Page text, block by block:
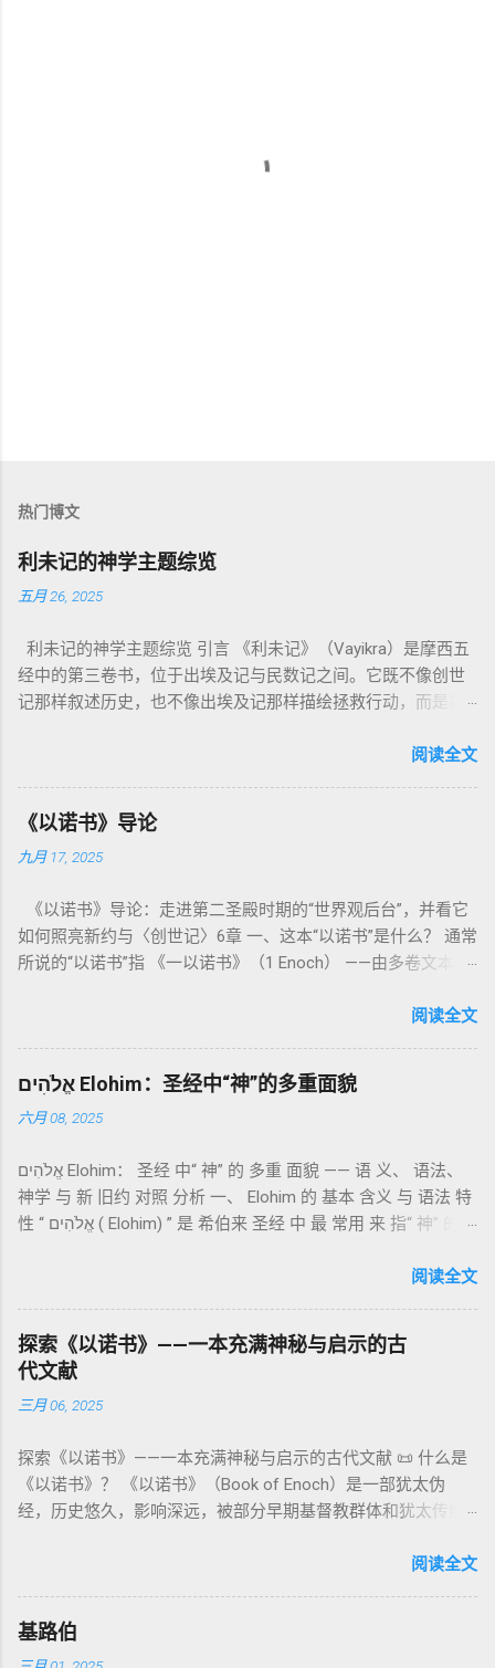
热门博文
利未记的神学主题综览
五月 26, 2025
利未记的神学主题综览 引言 《利未记》（Vayikra）是摩西五
经中的第三卷书，位于出埃及记与民数记之间。它既不像创世
记那样叙述历史，也不像出埃及记那样描绘拯救行动，而是将
内容看似仪式化，《利未记》却揭示了 神的临在如何规范人类
为我耶和华你们的神是圣洁的。”（利未记19:2） 这节经文构成
整卷书的中心神学。希伯来文“קָדוֹשׁ”（kadosh）不仅意味着道
德上的圣洁，更意味着“分别出来”、“归属于神”。 《利未记》教
中活出“圣洁”。圣洁不仅是内心态度，更是生活方式。 二、献
祭制度：与神相交的通道 前七章详细描述五种祭： 燔祭
（olah）：全然献上，象征奉献与赎罪； 素祭 （minchah）：
团契的象征； 赎罪祭 （chatat）：针对无意之罪的遮盖； 赎愆
祭 （asham）：针对特定罪行的赔偿与赎回。 这些制度不是单
纯宗教仪式，而是 神提供给罪人恢复关系的方式 。 希伯来文
祂的子民得洁净并维系同在。 三、祭司制度与敬拜秩序 亚伦与
记》强调他们的洁净、服饰、行为都必须与神的圣洁相称。 祭
司是 圣所的看守者、律法的教导者与百姓的代求者 。他们的失
败（如拿答与亚比户擅献凡火）立刻带来神的审判（利10
限 第11–15章讲述关于食物、疾病（如大麻风）、体液等“洁净
与不洁”的律例。其目的不是为了迷信或隔离，而是建立 圣洁与
秩序感 ，帮助以色列人活在神的同在中。 “洁净”不是等同于“无
罪”，而是不妨碍与神交往的状态。圣所是神居住之地，进入必
16章描述每年一次的“赎罪日”（Yom Kippur），大祭司进入至
圣所，用血为圣所与百姓遮罪。 这是整卷《利未记》的神学中
心： 神愿意居住在人中间； 罪必须被遮盖才能维持这同在；
神主动提供遮罪之道（两个祭牲，特别是“为耶和华”的与“归于
亚撒泻勒”的）。 这预表...
阅读全文
《以诺书》导论
九月 17, 2025
《以诺书》导论：走进第二圣殿时期的“世界观后台”，并看它
如何照亮新约与〈创世记〉6章 一、这本“以诺书”是什么？ 通常
所说的“以诺书”指 《一以诺书》（1 Enoch） ——由多卷文本构
世纪），虽不在犹太/基督教主流正典之内（ 埃塞俄比亚正教
吉兹语（埃塞俄比亚语） 保存， 死海古卷 出土了多份 阿拉姆
语 残卷，另有 希腊文 片段，显示其广泛流传。 《一以诺书》
大体由五部分组成（作者与年代各异）： 《守望者之书》（1–
通婚、巨人（尼非利人）的出现，以及神对其囚禁与审判。
《比喻/相似喻之书》（37–71） ：频繁出现“ 那位人子/拣选
者/义者 ”，刻画末世审判与王权。 《天文之书》（72–82） ：
：以异象回顾以色列史并预示末世。 《以诺书信》（91–108）
：智慧训诫、“祸哉”、义人与恶人的结局等。 提示：另有《二
以诺书》（斯拉夫文）与《三以诺书》（希伯来文），属更晚
期以诺传统，不等同于《一以诺书》。 二、为什么重要？——
它是新约作者与读者共享的“语境词典” 1）新约中的直接/间接
呼应 犹大书14–15 几乎逐字引 1 Enoch 1:9（“主带着千万圣者
的“深渊囚禁”叙事共振。 彼后2:4 用“ 他他路斯 （Tartarus）”指
天使囚禁之所，贴近以诺传统语境。 福音书/启示录 中的“ 人子
来临与天使同来、坐在荣耀宝座审判列国 ”（太24–25；启1、
观 ：以诺将“巨人之灵”为游行污灵的渊源学解释，补给了新约
驱魔叙事背后的“灵界词库”（可1、路8；亦参弗6:12“执政掌
权”）。 阴间与审判意象 ：Sheol 的分区、册卷与火刑等图像，
阅读全文
אֱלֹהִים Elohim：圣经中“神”的多重面貌
六月 08, 2025
אֱלֹהִים Elohim： 圣经 中“ 神” 的 多重 面貌 —— 语 义、 语法、
神学 与 新 旧约 对照 分析 一、 Elohim 的 基本 含义 与 语法 特
性 “ אֱלֹהִים ( Elohim) ” 是 希伯来 圣经 中 最 常用 来 指“ 神” 的
者”。 ✦ 语法 现象： Elohim 是 一个 复数 形式 （“- im” 后
世 记 1: 1）； 在 其他 语 境 中也 可 用于 复数 意义， 如 指 多
神、 属 灵 存在、 审判 官 等； 因此， 需 借助 上下文 判断 语
义 和 神学 定位 。 二、 希伯来 圣经 中 Elohim 的 主要 用法 与
示例 分类 类型 用法 说明 示例 经文 含义 1. 真神 指 以色列 的
所 崇拜 的 神祇 出 20: 3 假 神/ 偶像（ gods） 3. 属 灵 存在
神 的 众 子、 天使、 神圣 议会 成员 诗 82: 1, 申 32: 8– 9
神圣 存在（ divine beings） 4. 法官 被 委托 施行 神 审判者 出
权 代表 受托 执行 神 旨意 的 人（ 如 摩西） 出 7: 1 神 的 代言
人（ divine proxy） 6. 强调 威严 复数 形式 强调 尊贵 超自然 的
显现 撒 上 28: 13 灵界 显现 或 尊称（ majestic plural） 三、
每一 类 的 代表 经文 解读 1. 真神 的 独 一 性（ 创世 记 1: 1） “
阅读全文
探索《以诺书》——一本充满神秘与启示的古
代文献
三月 06, 2025
探索《以诺书》——一本充满神秘与启示的古代文献 📜 什么是
《以诺书》？ 《以诺书》（Book of Enoch）是一部犹太伪
经，历史悠久，影响深远，被部分早期基督教群体和犹太传统
的曾祖父——的名义写成，包含大量关于天使、堕落、审判和弥
行，神将他取去，他就不在世了。” 这一神秘的记载激发了后世
关于以诺与神的关系、天国奥秘的丰富想象。《以诺书》便是
阅读全文
基路伯